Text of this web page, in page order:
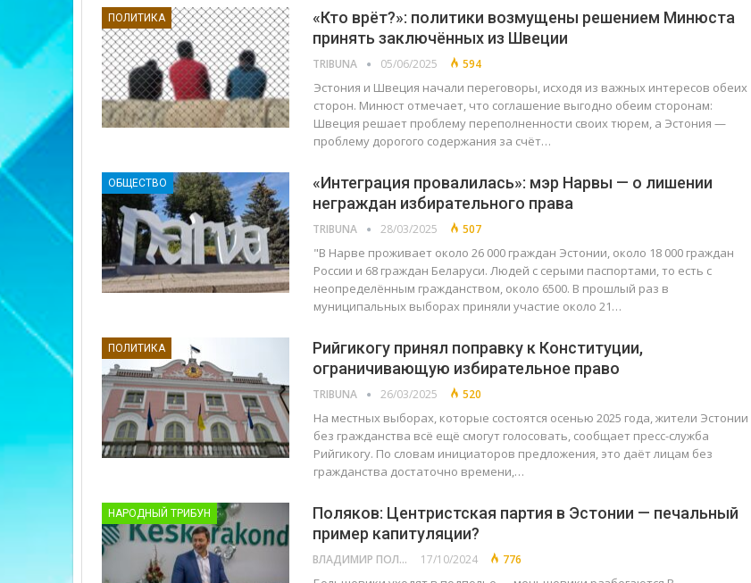
ПОЛИТИКА
«Кто врёт?»: политики возмущены решением Минюста
принять заключённых из Швеции
TRIBUNA 05/06/2025 594
Эстония и Швеция начали переговоры, исходя из важных интересов обеих
сторон. Минюст отмечает, что соглашение выгодно обеим сторонам:
Швеция решает проблему переполненности своих тюрем, а Эстония —
проблему дорогого содержания за счёт…
ОБЩЕСТВО
«Интеграция провалилась»: мэр Нарвы — о лишении
неграждан избирательного права
TRIBUNA 28/03/2025 507
"В Нарве проживает около 26 000 граждан Эстонии, около 18 000 граждан
России и 68 граждан Беларуси. Людей с серыми паспортами, то есть с
неопределённым гражданством, около 6500. В прошлый раз в
муниципальных выборах приняли участие около 21…
ПОЛИТИКА
Рийгикогу принял поправку к Конституции,
ограничивающую избирательное право
TRIBUNA 26/03/2025 520
На местных выборах, которые состоятся осенью 2025 года, жители Эстонии
без гражданства всё ещё смогут голосовать, сообщает пресс-служба
Рийгикогу. По словам инициаторов предложения, это даёт лицам без
гражданства достаточно времени,…
НАРОДНЫЙ ТРИБУН
Поляков: Центристская партия в Эстонии — печальный
пример капитуляции?
ВЛАДИМИР ПОЛЯКОВ 17/10/2024 776